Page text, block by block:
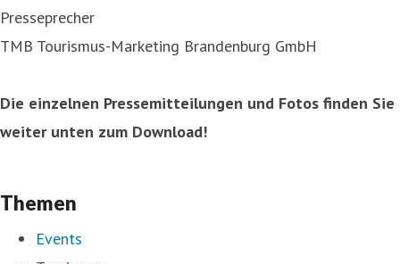
Presseprecher
TMB Tourismus-Marketing Brandenburg GmbH
Die einzelnen Pressemitteilungen und Fotos finden Sie
weiter unten zum Download!
Themen
Events